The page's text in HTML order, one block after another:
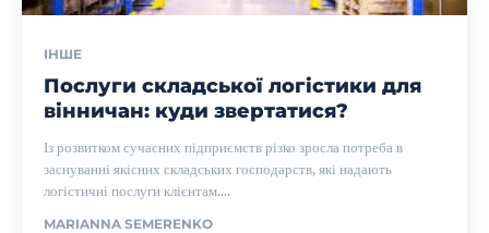
ІНШЕ
Послуги складської логістики для
вінничан: куди звертатися?
Із розвитком сучасних підприємств різко зросла потреба в
заснуванні якісних складських господарств, які надають
логістичні послуги клієнтам....
MARIANNA SEMERENKO